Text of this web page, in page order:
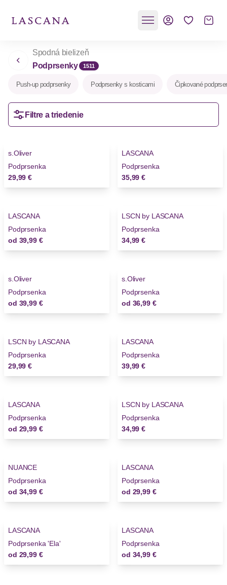
Spodná bielizeň
Podprsenky
1511
Push-up podprsenky Podprsenky s kosticami Čipkované
Filtre a triedenie
Novinky
s.Oliver
Podprsenka
29,99 €
Novinky
LASCANA
Podprsenka
35,99 €
Novinky
LASCANA
Podprsenka
od 39,99 €
LSCN by LASCANA
Podprsenka
34,99 €
Novinky
s.Oliver
Podprsenka
od 39,99 €
Novinky
s.Oliver
Podprsenka
od 36,99 €
LSCN by LASCANA
Podprsenka
29,99 €
LASCANA
Podprsenka
39,99 €
Novinky
LASCANA
Podprsenka
od 29,99 €
LSCN by LASCANA
Podprsenka
34,99 €
Novinky
NUANCE
Podprsenka
od 34,99 €
Novinky
LASCANA
Podprsenka
od 29,99 €
Novinky
LASCANA
Podprsenka 'Ela'
od 29,99 €
LASCANA
Podprsenka
od 34,99 €